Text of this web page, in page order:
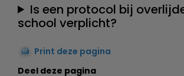
Is een protocol bij
school verplicht?
Print deze pagina
Deel deze pagina